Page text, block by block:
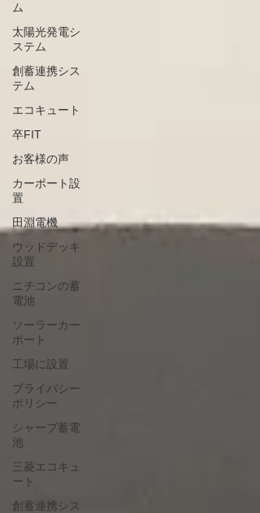
ム
太陽光発電シ
ステム
創蓄連携シス
テム
エコキュート
卒FIT
お客様の声
カーポート設
置
田淵電機
ウッドデッキ
設置
ニチコンの蓄
電池
ソーラーカー
ポート
工場に設置
プライバシー
ポリシー
シャープ蓄電
池
三菱エコキュ
ート
創蓄連携シス